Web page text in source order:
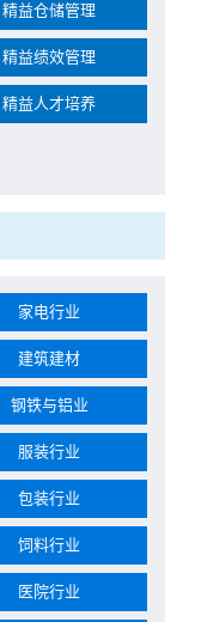
精益仓储管理
精益绩效管理
精益人才培养
家电行业
建筑建材
钢铁与铝业
服装行业
包装行业
饲料行业
医院行业